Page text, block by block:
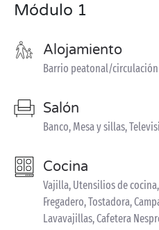
Módulo 1
Alojamiento
Barrio peatonal/
Salón
Banco, Mesa y sillas,
Cocina
Vajilla, Utensilios de
Fregadero, Tostadora,
Lavavajillas, Cafetera